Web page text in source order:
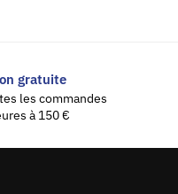
gratuite
les commandes
à 150 €